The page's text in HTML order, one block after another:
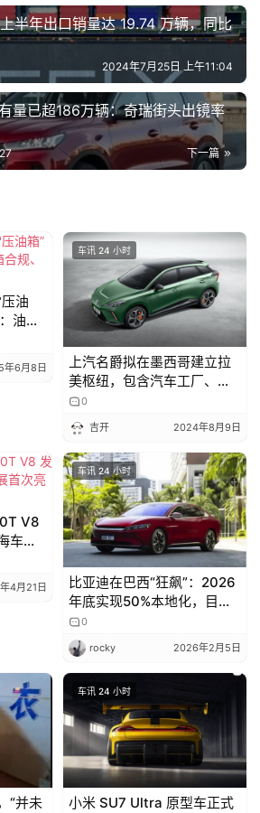
注册
半年出口销量达 19.74 万辆，同比
2024年7月25日 上午11:04
量已超186万辆：奇瑞街头出镜率
下一篇
油
油箱
年6月8日
车讯 24 小时
上汽名爵拟在墨西哥建立拉
美枢纽，包含汽车工厂、研
发中心
0
吉开 2024年8月9日
V8
车展
4月21日
车讯 24 小时
比亚迪在巴西“狂飙”：2026
年底实现50%本地化，目标
剑指销冠
0
rocky 2026年2月5日
“并未
车讯 24 小时
小米 SU7 Ultra 原型车正式